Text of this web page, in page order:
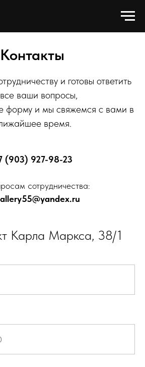
Контакты
и готовы ответить
ваши вопросы,
форму и мы свяжемся с вами в
время.
(903) 927-98-23
сотрудничества:
Карла Маркса, 38/1